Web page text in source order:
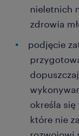
nieletnich
zdrowia
podjęcie
określa
które nie